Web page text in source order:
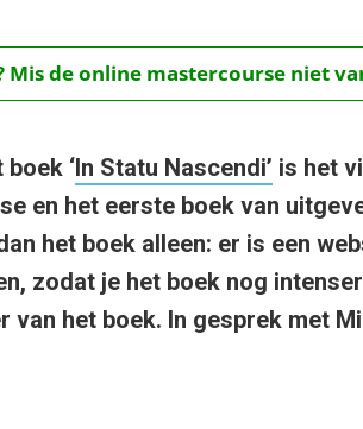
Mis de online mastercourse niet
boek ‘In Statu Nascendi’ is het
en het eerste boek van
het boek alleen: er is een
zodat je het boek nog
van het boek. In gesprek met